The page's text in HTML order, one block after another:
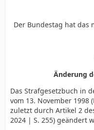
Der Bundestag hat das
Änderung
Das Strafgesetzbuch in
vom 13. November 1998
zuletzt durch Artikel 2
2024 | S. 255) geändert